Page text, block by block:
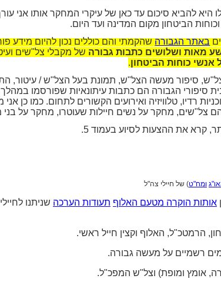
להביא סיכום עד כאן של עיקרי המחקר אותו אני עורך
הביטחון מקום המדינה ועד היום.
באתר הגבורהשהקמתי והם כוללים נכון להיום מידע
מאות ושלושים כתבות גבורה של מקבלי צל"שים
אנשי כוחות הביטחון.
סיפור מעשה הצל"ש, תמונת בעל הצל"ש / עיטור,
סיפורי הגבורה הם כתבות עיתונאיות שפורסמו במהלך
רדיו, טלוויזיה ואירועים הקשורים לתחום. כמו כן
צל"שים, מחקר על נשים חיילות שעוטרו, מחקר על
קרא את ההצעות לסיוע בעמוד 5.
ומח"ט) של חיילי צה"ל
אותות הוקרה מטעם האלוף תעודות הערכה שניתנו
הרמטכ"ל, האלוף וקצין חייל ראשי.
רשמיים על מעשה גבורה.
אומץ ומופת) וצל"ש המפכ"ל.